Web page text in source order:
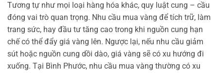
Tương tự như mọi loại hàng hóa khác, quy luật cung – cầu
đóng vai trò quan trọng. Nhu cầu mua vàng để tích trữ, làm
trang sức, hay đầu tư tăng cao trong khi nguồn cung hạn
chế có thể đẩy giá vàng lên. Ngược lại, nếu nhu cầu giảm
sút hoặc nguồn cung dồi dào, giá vàng sẽ có xu hướng đi
xuống. Tại Bình Phước, nhu cầu mua vàng thường có xu